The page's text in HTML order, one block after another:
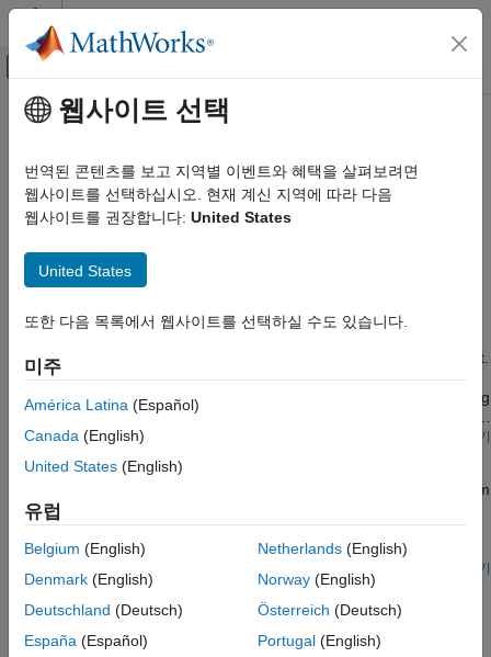
콘텐츠로 바로 가기
오프캔버스 탐색 메뉴 토글
문서 홈
Simscape Electrical
응용 분야
카테고리
아날로그-디지털 컨버터와 디지털-아날로그
컨버터
증폭기
통신
장치 특성 평가
필터
논리
주요 콘텐츠
증폭기
Simscape Electrical 회로망을 사용하여 증폭기 구현
예제를 통해 다양한 유형의 증폭기를 모델링하는 방법을
추천 예제
Audio Power Amplifier with H-Bridge
An H-bridge configuration switching audio power amplifier circuit.
Switching audio power amplifiers are more efficient than
conventional power amplifiers as switching devices are operating
only in the fully-on and fully-off states. This audio power amplifier
uses a 1MHz switching frequency and has a PI feedback
2.5kHz sine wave inputs. The power spectrum is plotted in the
controller and filter parameters.
모델 열기
A class-E RF amplifier with circuit parameters chosen for an 80m
wavelength. Class-E amplifiers achieve high efficiency levels as
the MOSFETs never have simultaneously high Vds and Ids. The
load network is used to shape the voltage and current
and to support component selection. Correct operation of the
circuit is particularly sensitive to source resistance, R_source.
representative for an FQA11N90 device.
모델 열기
Differential Pair Amplifier
A differential pair amplifier circuit. The circuit can be used to
explore the properties of a differential pair amplifier. The model
웹사이트 선택
번역된 콘텐츠를 보고 지역별 이벤트와 혜택을 살펴보려면
웹사이트를 선택하십시오. 현재 계신 지역에 따라 다음
웹사이트를 권장합니다: United States
United States
또한 다음 목록에서 웹사이트를 선택하실 수도 있습니다.
미주
América Latina (Español)
Canada (English)
United States (English)
유럽
Belgium (English)
Denmark (English)
Deutschland (Deutsch)
España (Español)
Netherlands(English)
Norway(English)
Österreich (Deutsch)
Portugal(English)